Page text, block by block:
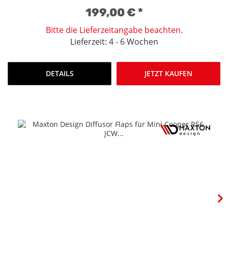
199,00 €*
Bitte die Lieferzeitangabe beachten.
Lieferzeit: 4 - 6 Wochen
DETAILS JETZT KAUFEN